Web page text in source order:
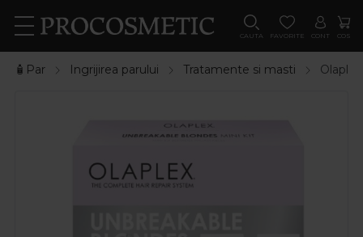
CAUTA FAVORITE CONT COS
🧴Par Ingrijirea parului Tratamente si masti